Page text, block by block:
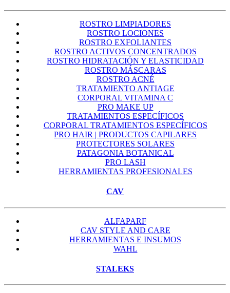
ROSTRO LIMPIADORES
ROSTRO LOCIONES
ROSTRO EXFOLIANTES
ROSTRO ACTIVOS CONCENTRADOS
ROSTRO HIDRATACIÓN Y ELASTICIDAD
ROSTRO MÁSCARAS
ROSTRO ACNÉ
TRATAMIENTO ANTIAGE
CORPORAL VITAMINA C
PRO MAKE UP
TRATAMIENTOS ESPECÍFICOS
CORPORAL TRATAMIENTOS ESPECÍFICOS
PRO HAIR | PRODUCTOS CAPILARES
PROTECTORES SOLARES
PATAGONIA BOTANICAL
PRO LASH
HERRAMIENTAS PROFESIONALES
CAV
ALFAPARF
CAV STYLE AND CARE
HERRAMIENTAS E INSUMOS
WAHL
STALEKS